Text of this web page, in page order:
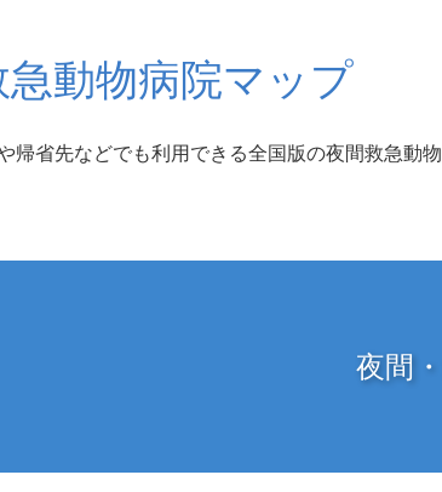
動物病院マップ
帰省先などでも利用できる全国版の夜間救急動物
夜間